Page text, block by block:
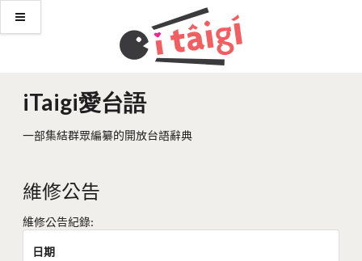
iTaigi愛台語
一部集結群眾編纂的開放台語辭典
維修公告
維修公告紀錄:
日期